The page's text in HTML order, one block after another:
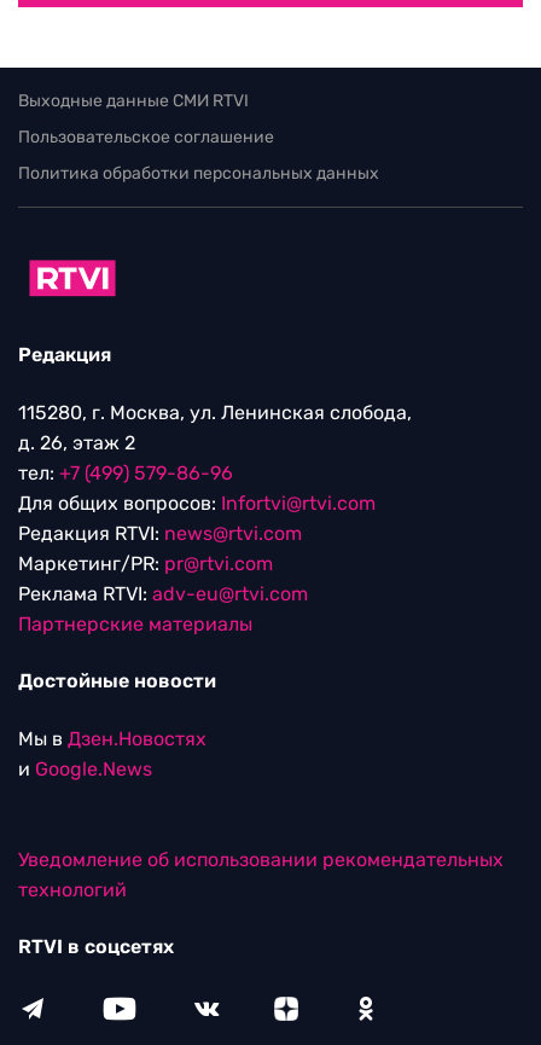
Выходные данные СМИ RTVI
Пользовательское соглашение
Политика обработки персональных данных
Редакция
115280, г. Москва, ул. Ленинская слобода,
д. 26, этаж 2
тел: +7 (499) 579-86-96
Для общих вопросов: Infortvi@rtvi.com
Редакция RTVI: news@rtvi.com
Маркетинг/PR: pr@rtvi.com
Реклама RTVI: adv-eu@rtvi.com
Партнерские материалы
Достойные новости
Мы в Дзен.Новостях
и Google.News
Уведомление об использовании рекомендательных
технологий
RTVI в соцсетях